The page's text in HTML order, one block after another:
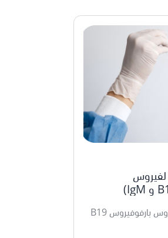
لفيروس
باقة الأجسام مضادة لفيروس بارفوفيروس B19